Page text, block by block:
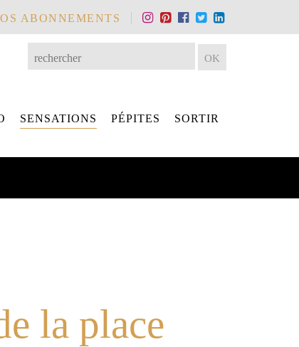
ABONNEMENTS
SENSATIONS PÉPITES SORTIR
la place